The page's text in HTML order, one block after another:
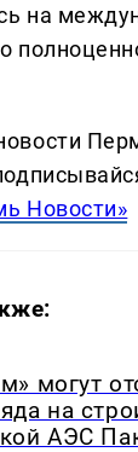
на
Новости»
могут
на
АЭС